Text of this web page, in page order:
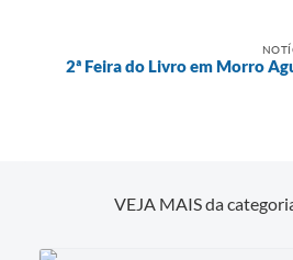
2ª Feira do Livro em Morro
VEJA MAIS da